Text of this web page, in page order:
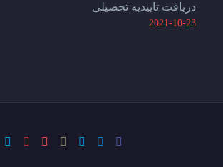
دریافت تاییدیه تحصیلی
2021-10-23